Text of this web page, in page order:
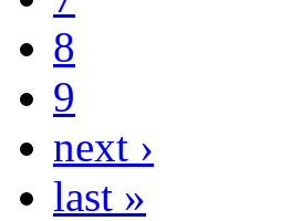
8
9
next ›
last »